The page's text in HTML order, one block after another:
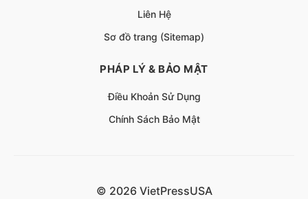
Liên Hệ
Sơ đồ trang (Sitemap)
PHÁP LÝ & BẢO MẬT
Điều Khoản Sử Dụng
Chính Sách Bảo Mật
© 2026 VietPressUSA